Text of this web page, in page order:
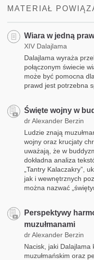
MATERIAŁ
Wiara w jedną
XIV Dalajlama
Dalajlama wyraża
połączonym świecie
może być pomocna
prawd jest potrzebna
Święte wojny w
dr Alexander Berzin
Ludzie znają
wojny oraz krucjaty
uważają, że w
dokładna analiza
„Tantry Kalaczakry”,
jak i wewnętrznych
można nazwać
Perspektywy
muzułmanami
dr Alexander Berzin
Nacisk, jaki Dalajlama
muzułmańskim oraz